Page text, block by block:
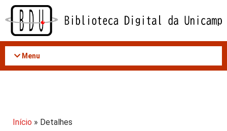
Acessar
conteúdo
Menu
Início » Detalhes